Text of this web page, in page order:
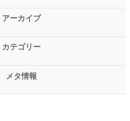
アーカイブ
カテゴリー
メタ情報